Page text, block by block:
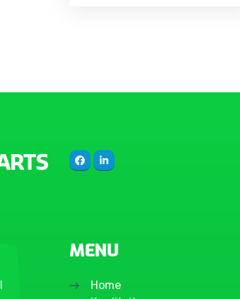
MENU
Home